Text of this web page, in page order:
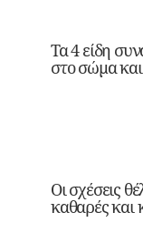
Τα 4 είδη
στο σώμα
Οι σχέσεις
καθαρές και